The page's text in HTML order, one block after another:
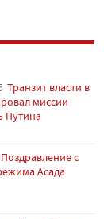
Транзит власти в
миссии
Путина
Поздравление с
Асада